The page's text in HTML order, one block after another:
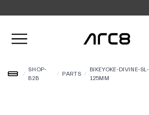
Menü öffnen
/
SHOP-
B2B
/ PARTS /
BIKEYOKE-DIVINE-SL-
125MM